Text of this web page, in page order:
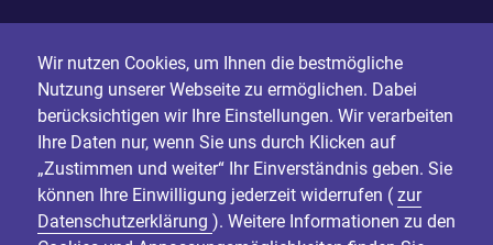
Wir nutzen Cookies, um Ihnen die bestmögliche
Nutzung unserer Webseite zu ermöglichen. Dabei
berücksichtigen wir Ihre Einstellungen. Wir verarbeiten
Ihre Daten nur, wenn Sie uns durch Klicken auf
„Zustimmen und weiter“ Ihr Einverständnis geben. Sie
können Ihre Einwilligung jederzeit widerrufen ( zur
Datenschutzerklärung ). Weitere Informationen zu den